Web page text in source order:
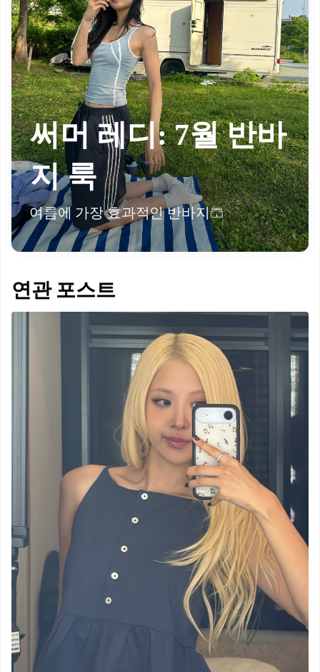
써머 레디: 7월 반바
지 룩
여름에 가장 효과적인 반바지🩳
연관 포스트